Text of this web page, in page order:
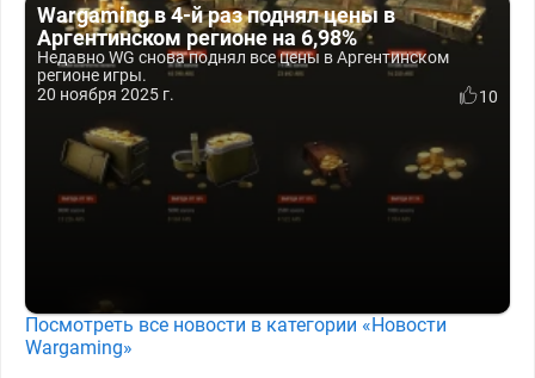
Wargaming в 4-й раз поднял цены в
Аргентинском регионе на 6,98%
Недавно WG снова поднял все цены в Аргентинском
регионе игры.
20 ноября 2025 г.
10
Посмотреть все новости в категории «Новости
Wargaming»